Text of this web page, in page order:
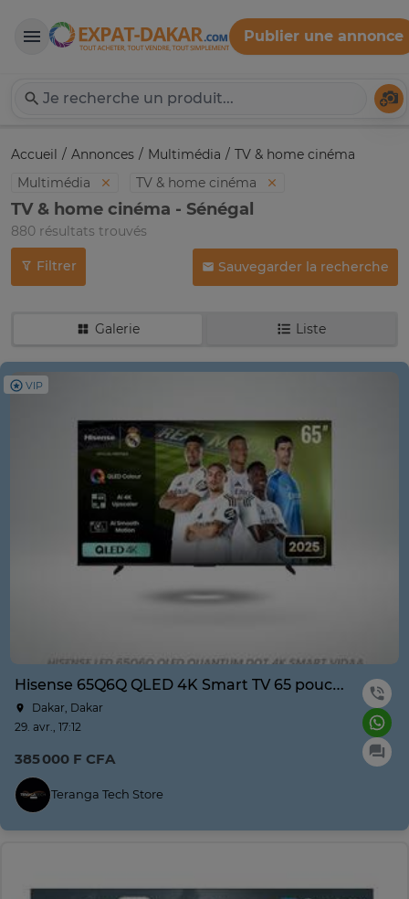
Expat-Dakar
Publier une annonce
Accueil Annonces Multimédia
TV & home cinéma
Multimédia
TV & home cinéma
TV & home cinéma - Sénégal
880 résultats trouvés
Filtrer Sauvegarder la recherche
Galerie Liste
VIP
Hisense 65Q6Q QLED 4K Smart TV 65 pouces
Dakar, Dakar
29. avr., 17:12
385 000 F CFA
Teranga Tech Store